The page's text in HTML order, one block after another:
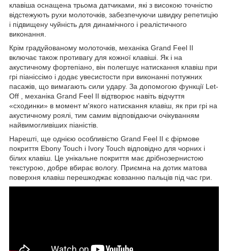
клавіша оснащена трьома датчиками, які з високою точністю
відстежують рухи молоточків, забезпечуючи швидку репетицію
і підвищену чуйність для динамічного і реалістичного
виконання.
Крім градуйованому молоточків, механіка Grand Feel II
включає також противагу для кожної клавіші. Як і на
акустичному фортепіано, він полегшує натискання клавіш при
грі піаніссімо і додає увесистости при виконанні потужних
пасажів, що вимагають сили удару. За допомогою функції Let-
Off , механіка Grand Feel II відтворює навіть відчуття
«сходинки» в момент м'якого натискання клавіш, як при грі на
акустичному роялі, тим самим відповідаючи очікуванням
найвимогливіших піаністів.
Нарешті, ще однією особливістю Grand Feel II є фірмове
покриття Ebony Touch і Ivory Touch відповідно для чорних і
білих клавіш. Це унікальне покриття має дрібнозернистою
текстурою, добре вбирає вологу. Приємна на дотик матова
поверхня клавіш перешкоджає ковзанню пальців під час гри.